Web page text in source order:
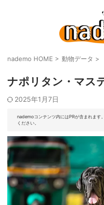
nademo HOME > 動物データ >
ナポリタン・マス
2025年1月7日
nademoコンテンツ内にはPRが含まれます
ください。